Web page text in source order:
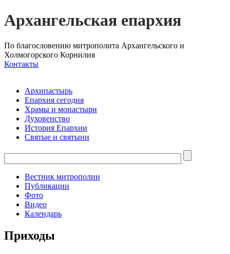
Архангельская епархия
По благословению митрополита Архангельского и
Холмогорского Корнилия
Контакты
Архипастырь
Епархия сегодня
Храмы и монастыри
Духовенство
История Епархии
Святые и святыни
Вестник митрополии
Публикации
Фото
Видео
Календарь
Приходы